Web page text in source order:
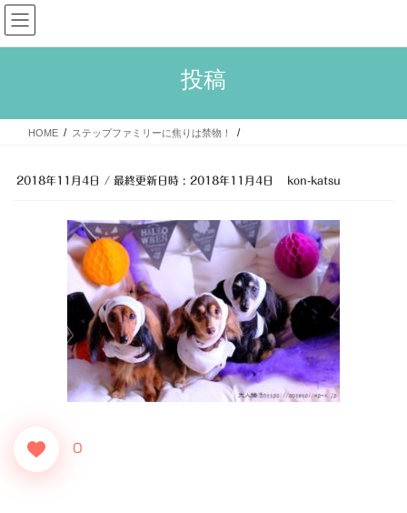
コ
ン
テ
ス
ナ
ビ
ゲ
ン
投稿
HOME ステップファミリーに焦りは禁物！
2018年11月4日 / 最終更新日時 : 2018年11月4日 kon-katsu
0